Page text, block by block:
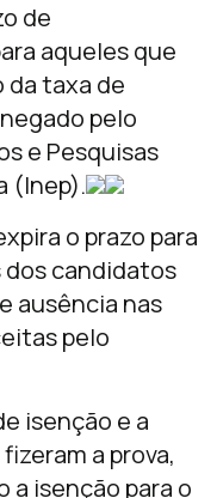
de
aqueles que
da taxa de
pelo
e Pesquisas
(Inep).
o prazo para
dos candidatos
ausência nas
pelo
isenção e a
a prova,
a isenção para o